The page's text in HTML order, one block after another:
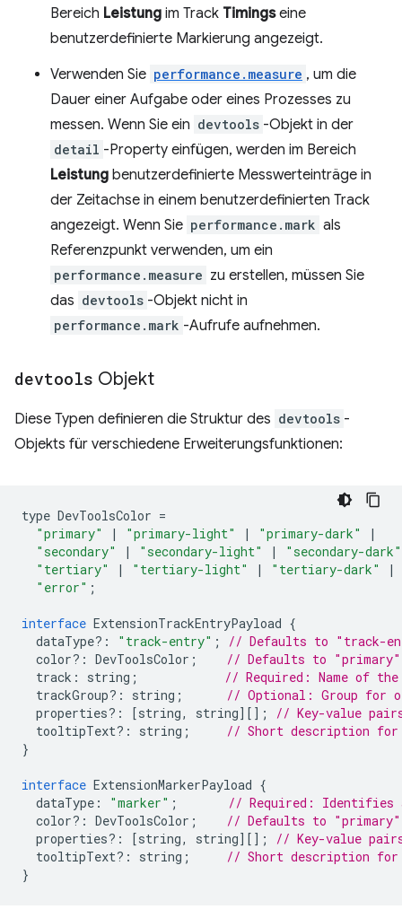
Bereich Leistung im Track Timingseine
benutzerdefinierte Markierung angezeigt.
Verwenden Sie performance.measure , um die
Dauer einer Aufgabe oder eines Prozesses zu
messen. Wenn Sie ein devtools -Objekt in der
detail -Property einfügen, werden im Bereich
Leistung benutzerdefinierte Messwerteinträge in
der Zeitachse in einem benutzerdefinierten Track
angezeigt. Wenn Sie performance.mark als
Referenzpunkt verwenden, um ein
performance.measure zu erstellen, müssen Sie
das devtools -Objekt nicht in
performance.mark -Aufrufe aufnehmen.
devtools Objekt
Diese Typen definieren die Struktur des devtools -
Objekts für verschiedene Erweiterungsfunktionen:
type DevToolsColor =
"primary"
| "primary-light" | "primary-dark"
|
"secondary"
| "secondary-light" |
"secondary-dark"
"tertiary"
| "tertiary-light" | "tertiary-dark"
|
"error" ;
interface ExtensionTrackEntryPayload {
dataType?: "track-entry" ;
// Defaults to "track-
color?: DevToolsColor ;
// Defaults to "primary"
track : string ;
// Required: Name of
trackGroup?: string ;
// Optional: Group for
properties?: [string, string][];
// Key-value
tooltipText?: string ;
// Short description
}
interface ExtensionMarkerPayload {
dataType : "marker" ;
// Required: Identifies
color?: DevToolsColor ;
// Defaults to "primary"
properties?: [string, string][];
// Key-value
tooltipText?: string ;
// Short description
}